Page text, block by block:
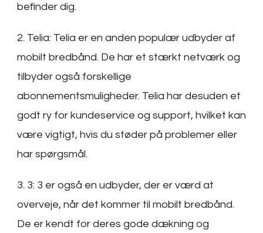
befinder dig.
2. Telia: Telia er en anden populær udbyder af
mobilt bredbånd. De har et stærkt netværk og
tilbyder også forskellige
abonnementsmuligheder. Telia har desuden et
godt ry for kundeservice og support, hvilket kan
være vigtigt, hvis du støder på problemer eller
har spørgsmål.
3. 3: 3 er også en udbyder, der er værd at
overveje, når det kommer til mobilt bredbånd.
De er kendt for deres gode dækning og